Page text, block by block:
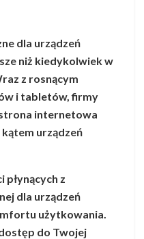
dla urządzeń
niż kiedykolwiek w
z rosnącym
i tabletów, firmy
internetowa
urządzeń
płynących z
dla urządzeń
użytkowania.
do Twojej